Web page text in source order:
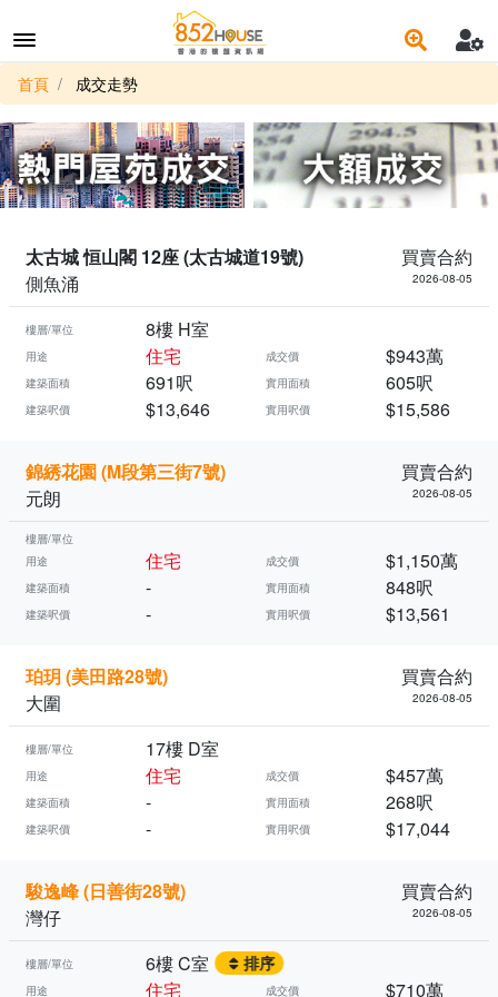
首頁 成交走勢
太古城 恒山閣 12座 (太古城道19號)
買賣合約
側魚涌
2026-08-05
樓層/單位 8樓 H室
用途 住宅 成交價 $943萬
建築面積 691呎 實用面積 605呎
建築呎價 $13,646 實用呎價 $15,586
錦綉花園 (M段第三街7號)
買賣合約
元朗
2026-08-05
樓層/單位
用途
住宅 成交價 $1,150萬
建築面積 - 實用面積 848呎
建築呎價 - 實用呎價 $13,561
珀玥 (美田路28號)
買賣合約
大圍
2026-08-05
樓層/單位 17樓 D室
用途 住宅 成交價 $457萬
建築面積 - 實用面積 268呎
建築呎價 - 實用呎價 $17,044
駿逸峰 (日善街28號)
買賣合約
灣仔
2026-08-05
樓層/單位 6樓 C室
用途 住宅 成交價 $710萬
排序